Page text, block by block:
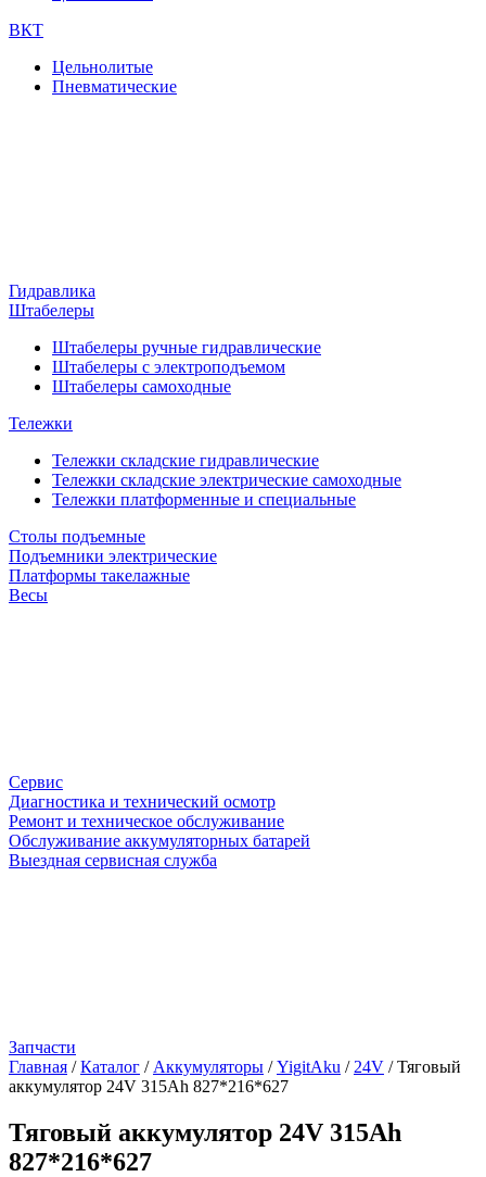
ВКТ
Цельнолитые
Пневматические
Гидравлика
Штабелеры
Штабелеры ручные гидравлические
Штабелеры с электроподъемом
Штабелеры самоходные
Тележки
Тележки складские гидравлические
Тележки складские электрические самоходные
Тележки платформенные и специальные
Столы подъемные
Подъемники электрические
Платформы такелажные
Весы
Сервис
Диагностика и технический осмотр
Ремонт и техническое обслуживание
Обслуживание аккумуляторных батарей
Выездная сервисная служба
Запчасти
Главная /Каталог / Аккумуляторы /YigitAku / 24V /Тяговый
аккумулятор 24V 315Ah 827*216*627
Тяговый аккумулятор 24V 315Ah
827*216*627